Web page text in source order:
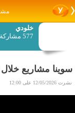
خلودي
577 مشاركة
سوينا مشاريع
نشرت 12/05/2026 على 12:00